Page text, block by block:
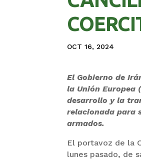
OCT 16, 2024
El Gobierno de
la Unión Europea
desarrollo y la
relacionada para
armados.
El portavoz de la
lunes pasado, de